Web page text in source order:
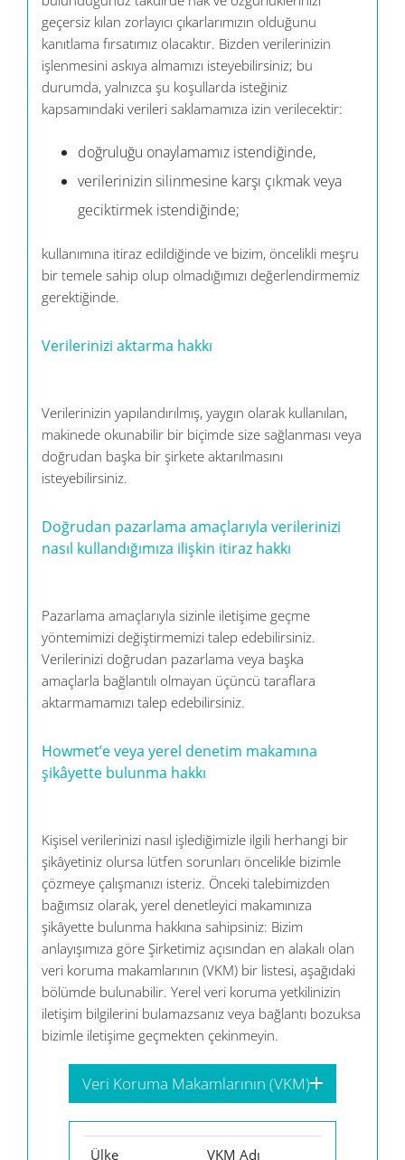
geçersiz kılan zorlayıcı çıkarlarımızın olduğunu
kanıtlama fırsatımız olacaktır. Bizden verilerinizin
işlenmesini askıya almamızı isteyebilirsiniz; bu
durumda, yalnızca şu koşullarda isteğiniz
kapsamındaki verileri saklamamıza izin verilecektir:
doğruluğu onaylamamız istendiğinde,
verilerinizin silinmesine karşı çıkmak veya
geciktirmek istendiğinde;
kullanımına itiraz edildiğinde ve bizim, öncelikli meşru
bir temele sahip olup olmadığımızı değerlendirmemiz
gerektiğinde.
Verilerinizi aktarma hakkı
Verilerinizin yapılandırılmış, yaygın olarak kullanılan,
makinede okunabilir bir biçimde size sağlanması veya
doğrudan başka bir şirkete aktarılmasını
isteyebilirsiniz.
Doğrudan pazarlama amaçlarıyla verilerinizi
nasıl kullandığımıza ilişkin itiraz hakkı
Pazarlama amaçlarıyla sizinle iletişime geçme
yöntemimizi değiştirmemizi talep edebilirsiniz.
Verilerinizi doğrudan pazarlama veya başka
amaçlarla bağlantılı olmayan üçüncü taraflara
aktarmamamızı talep edebilirsiniz.
Howmet’e veya yerel denetim makamına
şikâyette bulunma hakkı
Kişisel verilerinizi nasıl işlediğimizle ilgili herhangi bir
şikâyetiniz olursa lütfen sorunları öncelikle bizimle
çözmeye çalışmanızı isteriz. Önceki talebimizden
bağımsız olarak, yerel denetleyici makamınıza
şikâyette bulunma hakkına sahipsiniz: Bizim
anlayışımıza göre Şirketimiz açısından en alakalı olan
veri koruma makamlarının (VKM) bir listesi, aşağıdaki
bölümde bulunabilir. Yerel veri koruma yetkilinizin
iletişim bilgilerini bulamazsanız veya bağlantı bozuksa
bizimle iletişime geçmekten çekinmeyin.
Veri Koruma Makamlarının (VKM)
Ülke VKM Adı